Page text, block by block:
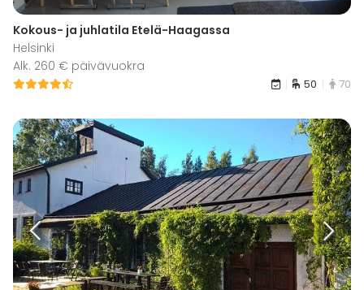
Kokous- ja juhlatila Etelä-Haagassa
Helsinki
Alk. 260 € päivävuokra
50 70